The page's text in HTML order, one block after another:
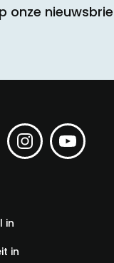
onze
in
in